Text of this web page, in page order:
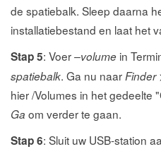
de spatiebalk. Sleep daarna
installatiebestand en laat het
Stap 5: Voer–volume in
spatiebalk. Ga nu naar Finder
hier /Volumes in het gedeelte
Ga om verder te gaan.
Stap 6: Sluit uw USB-station